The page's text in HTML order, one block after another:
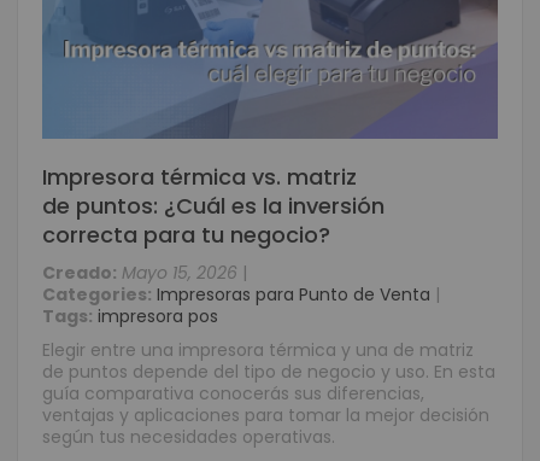
Impresora térmica vs. matriz
de puntos: ¿Cuál es la inversión
correcta para tu negocio?
Creado: Mayo 15, 2026 |
Categories: Impresoras para Punto de Venta |
Tags: impresora pos
Elegir entre una impresora térmica y una de matriz
de puntos depende del tipo de negocio y uso. En esta
guía comparativa conocerás sus diferencias,
ventajas y aplicaciones para tomar la mejor decisión
según tus necesidades operativas.